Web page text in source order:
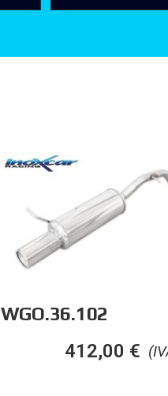
WGO.36.102
412,00 €